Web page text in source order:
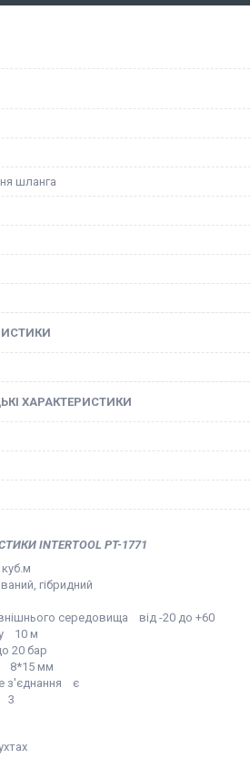
шланга
ХАРАКТЕРИСТИКИ
INTERTOOL PT-1771
гібридний
середовища від -20 до +60
10 м
20 бар
8*15 мм
з'єднання є
3